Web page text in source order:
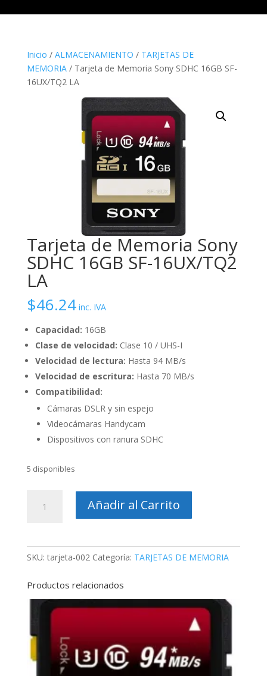
Inicio / ALMACENAMIENTO / TARJETAS DE
MEMORIA/ Tarjeta de Memoria Sony SDHC 16GB SF-
16UX/TQ2 LA
Tarjeta de Memoria Sony
SDHC 16GB SF-16UX/TQ2
LA
$46.24 inc. IVA
Capacidad: 16GB
Clase de velocidad: Clase 10 / UHS-I
Velocidad de lectura: Hasta 94 MB/s
Velocidad de escritura: Hasta 70 MB/s
Compatibilidad:
Cámaras DSLR y sin espejo
Videocámaras Handycam
Dispositivos con ranura SDHC
5 disponibles
Añadir al Carrito
SKU:tarjeta-002 Categoría: TARJETAS DE MEMORIA
Productos relacionados